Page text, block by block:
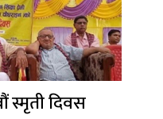
स्मृती दिवस